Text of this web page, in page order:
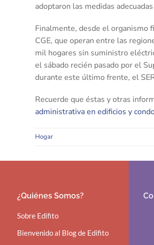
adoptaron las medidas
Finalmente, desde el organismo
CGE, que operan entre las
mil hogares sin suministro
el sábado recién pasado por el
durante este último frente, el
Recuerde que éstas y otras
administrativa en edificios y
Hogar
¿Quiénes Somos?
Sobre Edifito
Bienvenido al Blog de Edifito